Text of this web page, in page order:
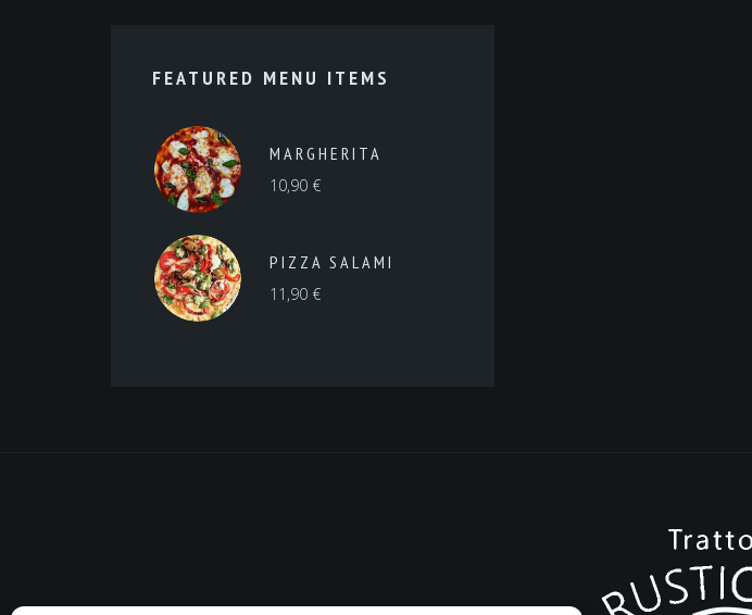
FEATURED MENU ITEMS
MARGHERITA
10,90 €
PIZZA SALAMI
11,90 €